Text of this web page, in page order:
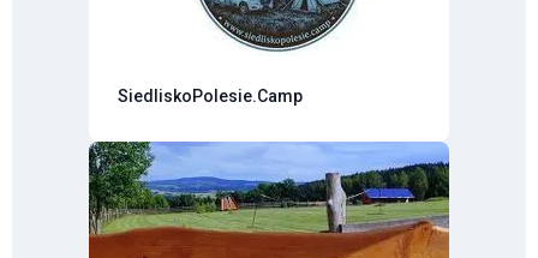
SiedliskoPolesie.Camp